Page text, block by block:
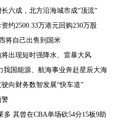
六成，北方沿海城市成“顶流”
约2500.33万港元回购230万股
将自己出售到国米
出现短时强降水、雷暴大风
我国能源、航海事业奔赴星辰大海
向财务数智发展“快车道”
警
其曾在CBA单场砍54分15板9助